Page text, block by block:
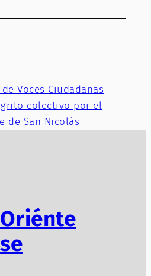
Voces Ciudadanas
colectivo por el
de San Nicolás
Oriénte
se